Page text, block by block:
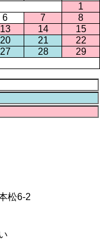
1
6 7
8
13 14
15
20 21
22
27 28
29
松6-2